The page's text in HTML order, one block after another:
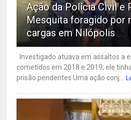
Ação da Polícia Civil e
Mesquita foragido por
cargas em Nilópolis
Investigado atuava em assaltos a
cometidos em 2018 e 2019; ele
prisão pendentes Uma ação conj...